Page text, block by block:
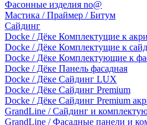
Фасонные изделия no@
Мастика / Праймер / Битум
Сайдинг
Docke / Дёке Комплектущие к
Docke / Дёке Комплектущие к
Docke / Дёке Комплектующие к
Docke / Дёке Панель фасадная
Docke / Дёке Сайдинг LUX
Docke / Дёке Сайдинг Premium
Docke / Дёке Сайдинг Premium
GrandLine / Сайдинг и
GrandLine / Фасадные панели и